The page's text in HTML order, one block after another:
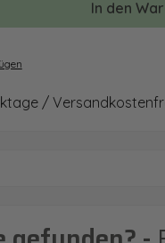
In den
/